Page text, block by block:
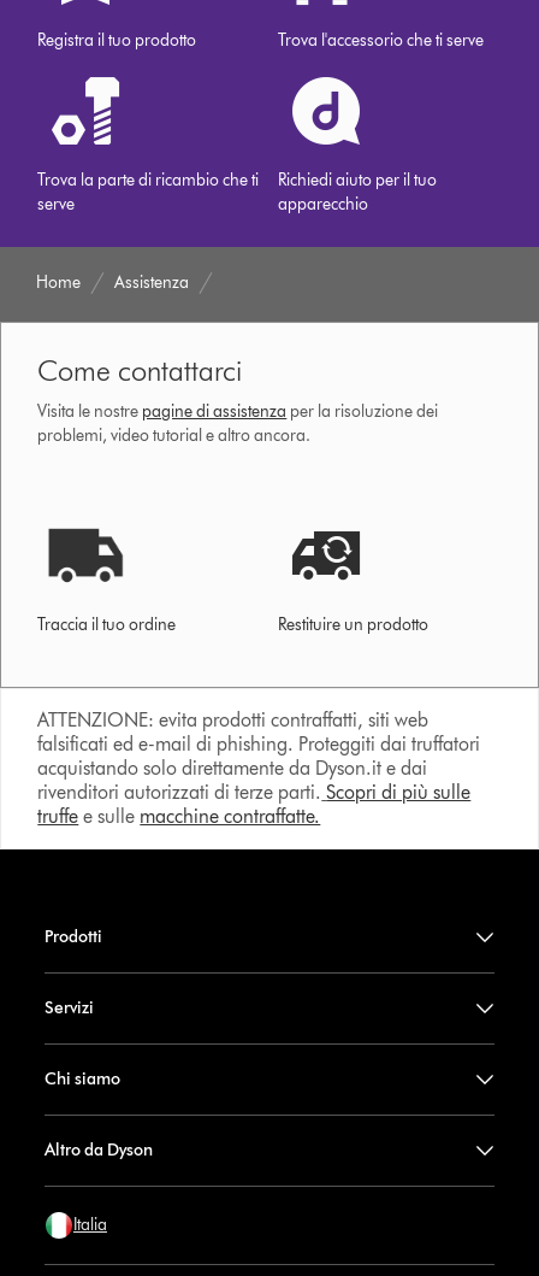
Registra il tuo prodotto Trova l'accessorio che ti serve
Trova la parte di ricambio che ti
serve
Richiedi aiuto per il tuo
apparecchio
Home Assistenza
Come contattarci
Visita le nostre pagine di assistenza per la risoluzione dei
problemi, video tutorial e altro ancora.
Traccia il tuo ordine Restituire un prodotto
ATTENZIONE: evita prodotti contraffatti, siti web
falsificati ed e-mail di phishing. Proteggiti dai truffatori
acquistando solo direttamente da Dyson.it e dai
rivenditori autorizzati di terze parti. Scopri di più sulle
truffe e sulle macchine contraffatte.
Prodotti
Servizi
Chi siamo
Altro da Dyson
Italia